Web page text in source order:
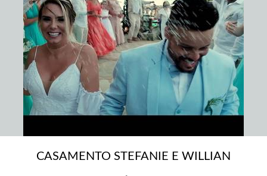
CASAMENTO STEFANIE E WILLIAN